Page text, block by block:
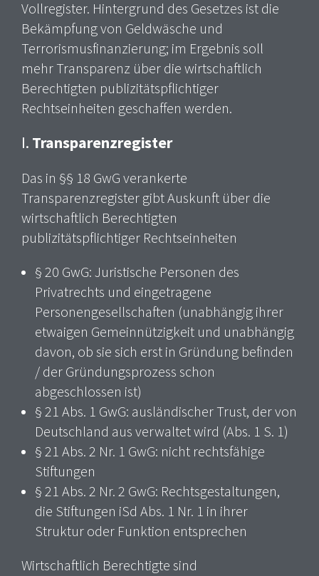
Vollregister. Hintergrund des Gesetzes ist die
Bekämpfung von Geldwäsche und
Terrorismusfinanzierung; im Ergebnis soll
mehr Transparenz über die wirtschaftlich
Berechtigten publizitätspflichtiger
Rechtseinheiten geschaffen werden.
I. Transparenzregister
Das in §§ 18 GwG verankerte
Transparenzregister gibt Auskunft über die
wirtschaftlich Berechtigten
publizitätspflichtiger Rechtseinheiten
§ 20 GwG: Juristische Personen des
Privatrechts und eingetragene
Personengesellschaften (unabhängig ihrer
etwaigen Gemeinnützigkeit und unabhängig
davon, ob sie sich erst in Gründung befinden
/ der Gründungsprozess schon
abgeschlossen ist)
§ 21 Abs. 1 GwG: ausländischer Trust, der von
Deutschland aus verwaltet wird (Abs. 1 S. 1)
§ 21 Abs. 2 Nr. 1 GwG: nicht rechtsfähige
Stiftungen
§ 21 Abs. 2 Nr. 2 GwG: Rechtsgestaltungen,
die Stiftungen iSd Abs. 1 Nr. 1 in ihrer
Struktur oder Funktion entsprechen
Wirtschaftlich Berechtigte sind